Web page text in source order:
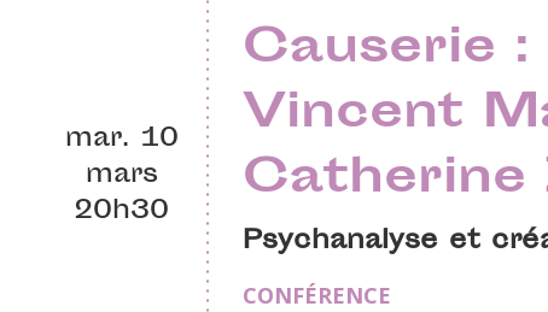
mar. 10
mars
20h30
Causerie
Vincent
Catherine
Psychanalyse et
CONFÉRENCE